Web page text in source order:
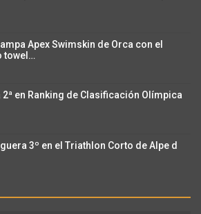
Apex Swimskin de Orca con el
towel…
2ª en Ranking de Clasificación Olímpica
3º en el Triathlon Corto de Alpe d